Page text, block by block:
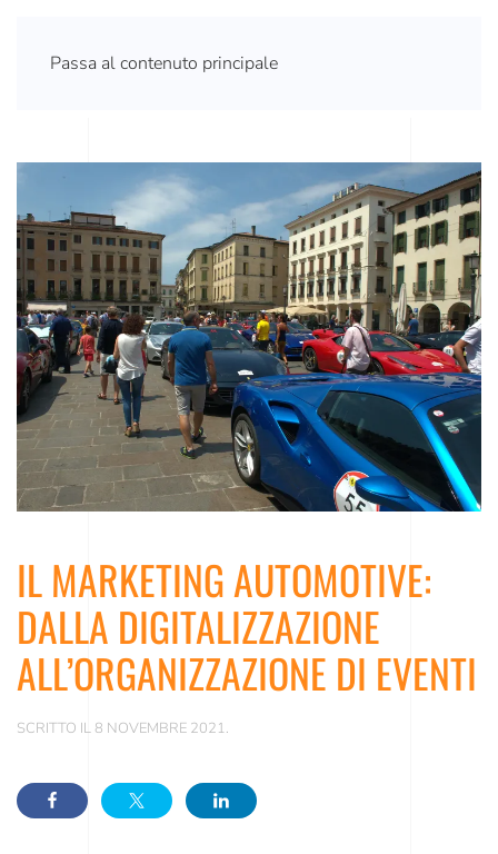
Passa al contenuto principale
IL MARKETING AUTOMOTIVE:
DALLA DIGITALIZZAZIONE
ALL’ORGANIZZAZIONE DI EVENTI
SCRITTO IL 8 NOVEMBRE 2021.